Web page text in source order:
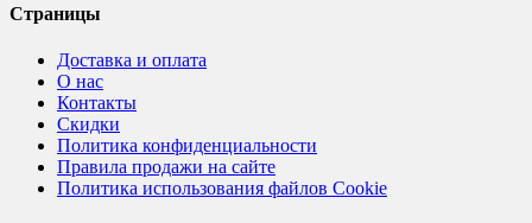
Страницы
Доставка и оплата
О нас
Контакты
Скидки
Политика конфиденциальности
Правила продажи на сайте
Политика использования файлов Cookie